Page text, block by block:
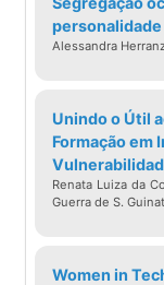
Meio
Social.
Alessandra
Unindo o Útil
Formação em
Renata Luiza da
Guerra de S.
Women in